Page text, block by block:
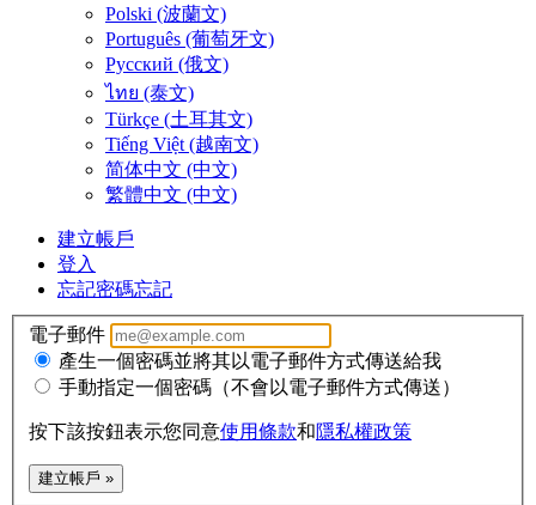
Polski (波蘭文)
Português (葡萄牙文)
Русский (俄文)
ไทย (泰文)
Türkçe (土耳其文)
Tiếng Việt (越南文)
简体中文 (中文)
繁體中文 (中文)
建立帳戶
登入
忘記密碼忘記
電子郵件
產生一個密碼並將其以電子郵件方式傳送給我
手動指定一個密碼（不會以電子郵件方式傳送）
按下該按鈕表示您同意使用條款和隱私權政策
建立帳戶 »